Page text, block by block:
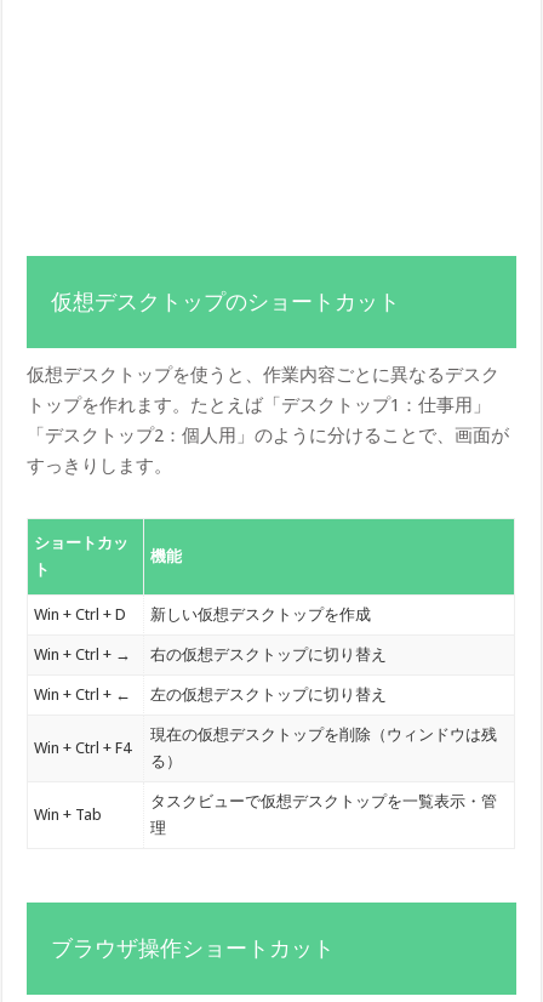
仮想デスクトップのショートカット
仮想デスクトップを使うと、作業内容ごとに異なるデスク
トップを作れます。たとえば「デスクトップ1：仕事用」
「デスクトップ2：個人用」のように分けることで、画面が
すっきりします。
ショートカッ
ト
機能
Win + Ctrl + D 新しい仮想デスクトップを作成
Win + Ctrl + → 右の仮想デスクトップに切り替え
Win + Ctrl + ← 左の仮想デスクトップに切り替え
Win + Ctrl + F4
現在の仮想デスクトップを削除（ウィンドウは残
る）
Win + Tab
タスクビューで仮想デスクトップを一覧表示・管
理
ブラウザ操作ショートカット